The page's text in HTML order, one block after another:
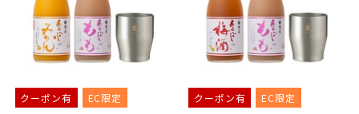
クーポン有 EC限定 クーポン有 EC限定